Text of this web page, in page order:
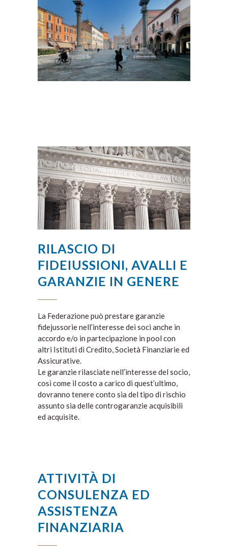
RILASCIO DI
FIDEIUSSIONI, AVALLI E
GARANZIE IN GENERE
La Federazione può prestare garanzie
fidejussorie nell’interesse dei soci anche in
accordo e/o in partecipazione in pool con
altri Istituti di Credito, Società Finanziarie ed
Assicurative.
Le garanzie rilasciate nell’interesse del socio,
così come il costo a carico di quest’ultimo,
dovranno tenere conto sia del tipo di rischio
assunto sia delle controgaranzie acquisibili
ed acquisite.
ATTIVITÀ DI
CONSULENZA ED
ASSISTENZA
FINANZIARIA